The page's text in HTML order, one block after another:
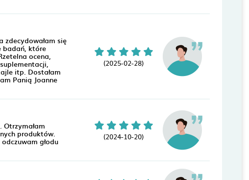
zdecydowałam się
badań, które
ocena,
itp. Dostałam
Panią Joanne
(2025-02-28)
Otrzymałam
produktów.
głodu (2024-10-20)